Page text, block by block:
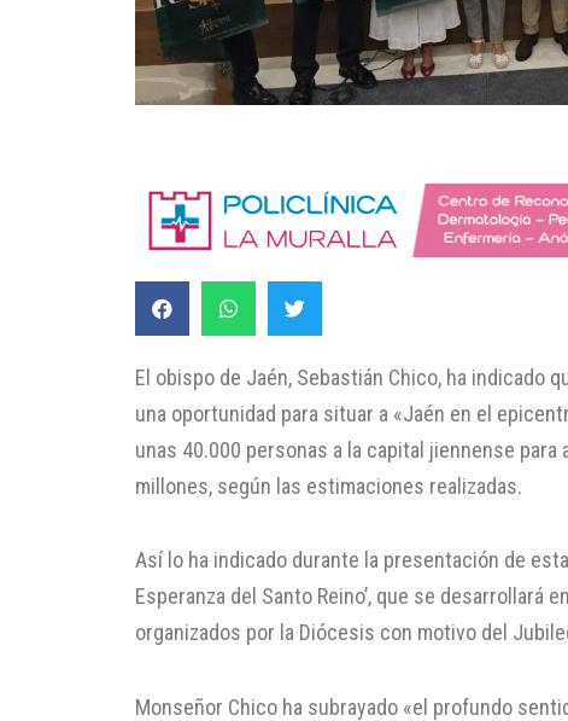
El obispo de Jaén, Sebastián Chico, ha indicado
una oportunidad para situar a «Jaén en el
unas 40.000 personas a la capital jiennense
millones, según las estimaciones realizadas.
Así lo ha indicado durante la presentación de
Esperanza del Santo Reino’, que se desarrollará
organizados por la Diócesis con motivo del
Monseñor Chico ha subrayado «el profundo